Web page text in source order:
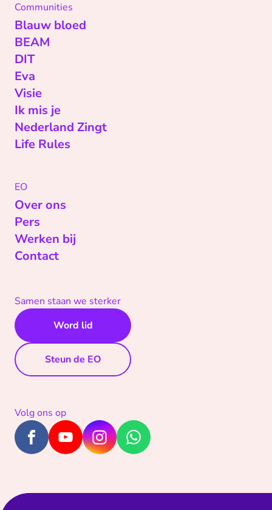
Communities
Blauw bloed
BEAM
DIT
Eva
Visie
Ik mis je
Nederland Zingt
Life Rules
EO
Over ons
Pers
Werken bij
Contact
Samen staan we sterker
Word lid
Steun de EO
Volg ons op